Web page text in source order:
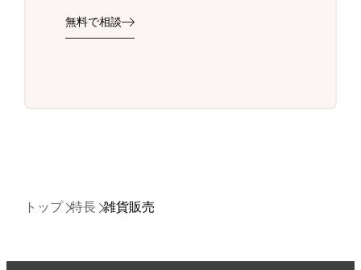
無料で相談
トップ 特長 雑貨販売